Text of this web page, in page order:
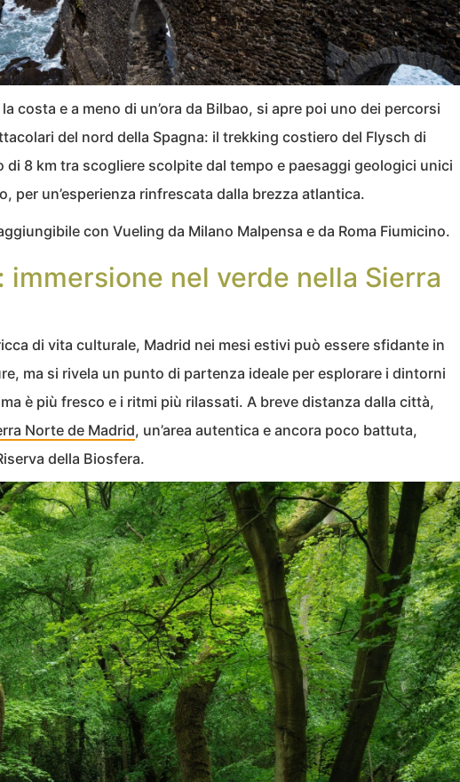
costa e a meno di un’ora da Bilbao, si apre poi uno dei percorsi
del nord della Spagna: il trekking costiero del Flysch di
di 8 km tra scogliere scolpite dal tempo e paesaggi geologici unici
per un’esperienza rinfrescata dalla brezza atlantica.
con Vueling da Milano Malpensa e da Roma Fiumicino.
immersione nel verde nella Sierra
di vita culturale, Madrid nei mesi estivi può essere sfidante in
ma si rivela un punto di partenza ideale per esplorare i dintorni
è più fresco e i ritmi più rilassati. A breve distanza dalla città,
Norte de Madrid, un’area autentica e ancora poco battuta,
della Biosfera.